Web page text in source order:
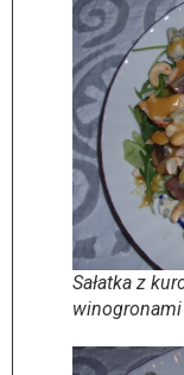
Sałatka z
winogronami